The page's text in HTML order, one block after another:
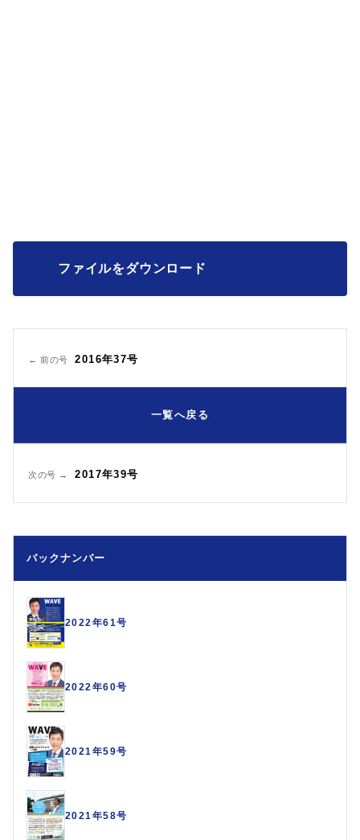
ファイルをダウンロード
← 前の号 2016年37号
一覧へ戻る
次の号 → 2017年39号
バックナンバー
2022年61号
2022年60号
2021年59号
2021年58号